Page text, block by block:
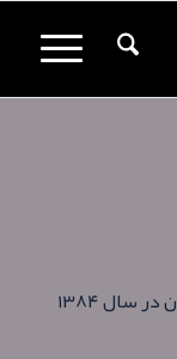
بیمارستان تخصصی و فوق تخصصی لاله تهران در سال ۱۳۸۴